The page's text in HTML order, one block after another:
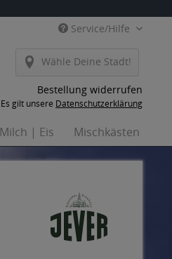
Service/Hilfe
Wähle Deine Stadt!
Bestellung widerrufen
Es gilt unsere Datenschutzerklärung
Milch | Eis Mischkästen